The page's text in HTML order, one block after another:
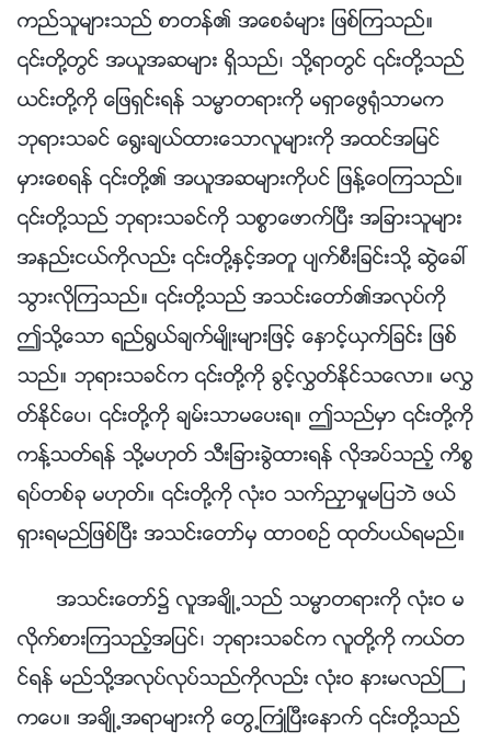
ကည္သူမ်ားသည္ စာတန္၏ အေစခံမ်ား ျဖစ္ၾကသည္။
၎တို႔တြင္ အယူအဆမ်ား ရွိသည္၊ သို႔ရာတြင္ ၎တို႔သည္
ယင္းတို႔ကို ေျဖရွင္းရန္ သမၼာတရားကို မရွာေဖြ႐ုံသာမက
ဘုရားသခင္ ေ႐ြးခ်ယ္ထားေသာလူမ်ားကို အထင္အျမင္
မွားေစရန္ ၎တို႔၏ အယူအဆမ်ားကိုပင္ ျဖန႔္ေဝၾကသည္။
၎တို႔သည္ ဘုရားသခင္ကို သစၥာေဖာက္ၿပီး အျခားသူမ်ား
အနည္းငယ္ကိုလည္း ၎တို႔ႏွင့္အတူ ပ်က္စီးျခင္းသို႔ ဆြဲေခၚ
သြားလိုၾကသည္။ ၎တို႔သည္ အသင္းေတာ္၏အလုပ္ကို
ဤသို႔ေသာ ရည္႐ြယ္ခ်က္မ်ိဳးမ်ားျဖင့္ ေႏွာင့္ယွက္ျခင္း ျဖစ္
သည္။ ဘုရားသခင္က ၎တို႔ကို ခြင့္လႊတ္ႏိုင္သေလာ။ မလႊ
တ္ႏိုင္ေပ၊ ၎တို႔ကို ခ်မ္းသာမေပးရ။ ဤသည္မွာ ၎တို႔ကို
ကန႔္သတ္ရန္ သို႔မဟုတ္ သီးျခားခြဲထားရန္ လိုအပ္သည့္ ကိစၥ
ရပ္တစ္ခု မဟုတ္။ ၎တို႔ကို လုံးဝ သက္ညႇာမႈမျပဘဲ ဖယ္
ရွားရမည္ျဖစ္ၿပီး အသင္းေတာ္မွ ထာဝစဥ္ ထုတ္ပယ္ရမည္။
အသင္းေတာ္၌ လူအခ်ိဳ႕သည္ သမၼာတရားကို လုံးဝ မ
လိုက္စားၾကသည့္အျပင္၊ ဘုရားသခင္က လူတို႔ကို ကယ္တ
င္ရန္ မည္သို႔အလုပ္လုပ္သည္ကိုလည္း လုံးဝ နားမလည္ၾ
ကေပ။ အခ်ိဳ႕အရာမ်ားကို ေတြ႕ႀကဳံၿပီးေနာက္ ၎တို႔သည္